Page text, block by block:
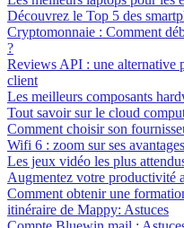
Découvrez le Top 5 des
Cryptomonnaie : Comment
?
Reviews API : une alternative
client
Les meilleurs composants
Tout savoir sur le cloud
Comment choisir son
Wifi 6 : zoom sur ses avantages
Les jeux vidéo les plus
Augmentez votre productivité
Comment obtenir une
itinéraire de Mappy: Astuces